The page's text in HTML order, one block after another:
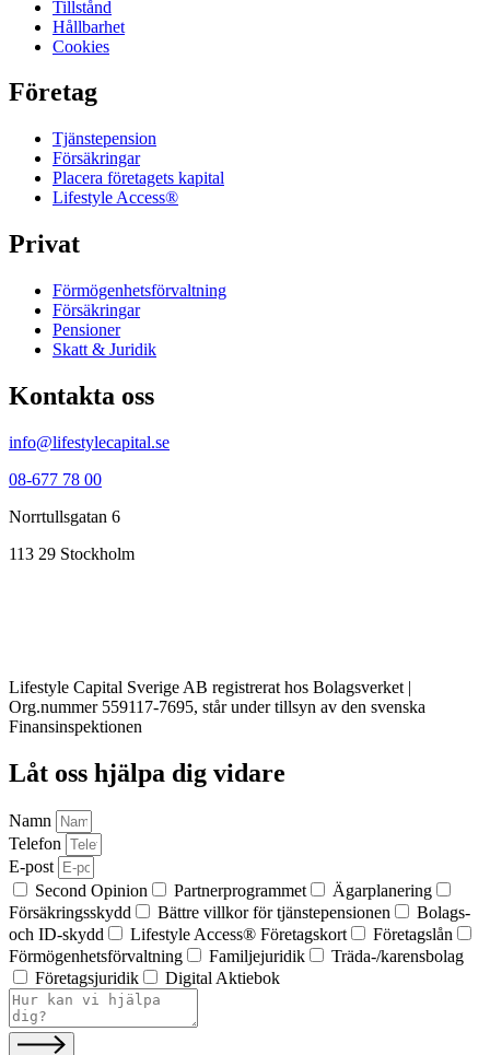
Tillstånd
Hållbarhet
Cookies
Företag
Tjänste­pension
Försäkringar
Placera företagets kapital
Lifestyle Access®
Privat
Förmögenhets­förvaltning
Försäkringar
Pensioner
Skatt & Juridik
Kontakta oss
info@lifestylecapital.se
08-677 78 00
Norrtullsgatan 6
113 29 Stockholm
Lifestyle Capital Sverige AB registrerat hos Bolagsverket |
Org.nummer 559117-7695, står under tillsyn av den svenska
Finansinspektionen
Låt oss hjälpa dig vidare
Namn
Telefon
E-post
Second Opinion
Partnerprogrammet
Ägar­planering
Försäkringsskydd
Bättre villkor för tjänstepensionen
Bolags-
och ID-skydd
Lifestyle Access® Företagskort
Företagslån
Förmögenhets­förvaltning
Familjejuridik
Träda-/karensbolag
Företagsjuridik
Digital Aktiebok